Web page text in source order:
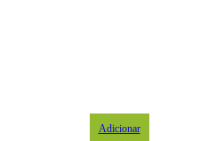
Adicionar